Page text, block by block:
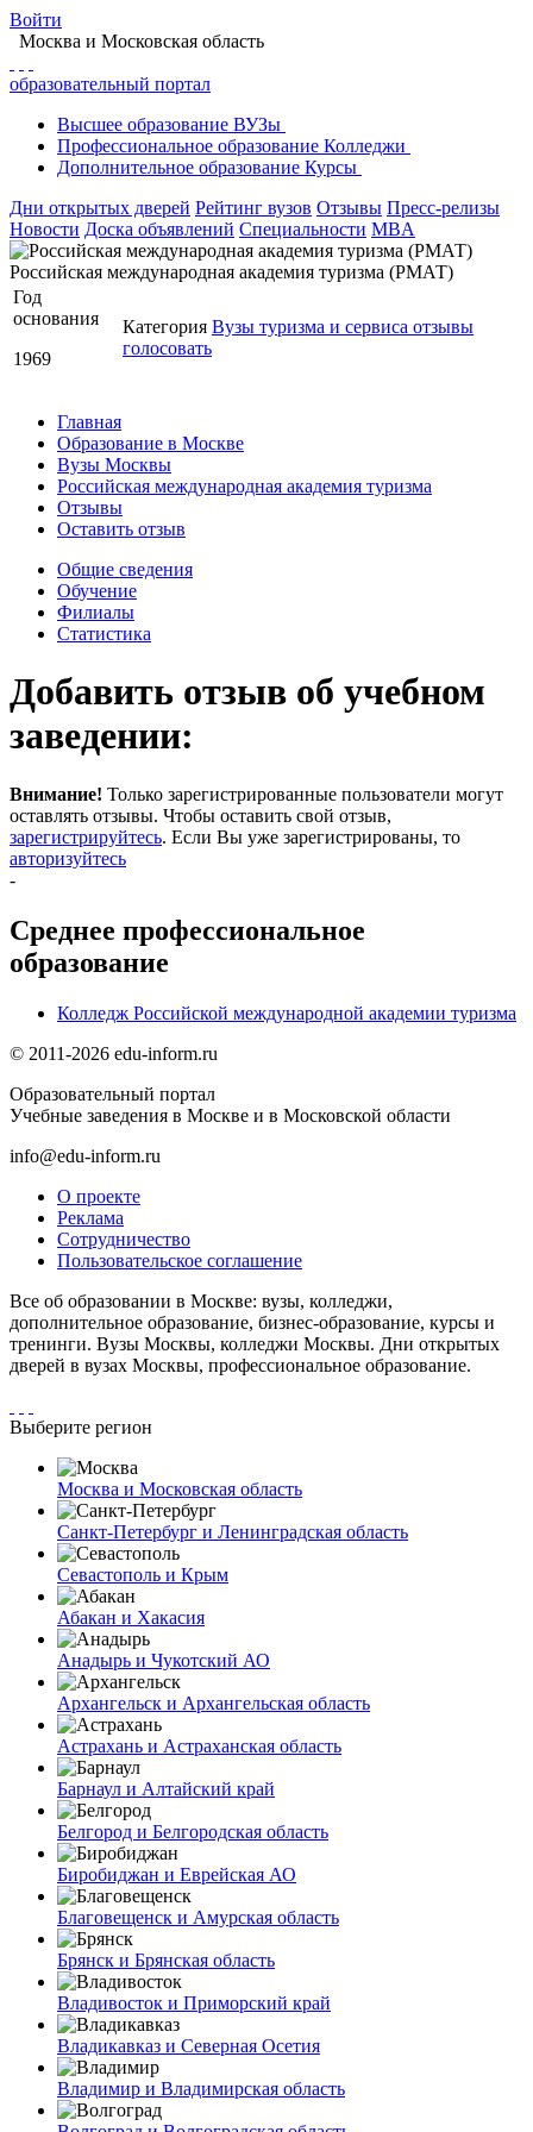
Войти
Москва и Московская область
образовательный портал
Высшее образование ВУЗы
Профессиональное образование Колледжи
Дополнительное образование Курсы
Дни открытых дверей Рейтинг вузов Отзывы Пресс-релизы
Новости Доска объявлений Специальности MBA
Российская международная академия туризма (РМАТ)
Год
основания
1969
Категория Вузы туризма и сервиса отзывы
голосовать
Главная
Образование в Москве
Вузы Москвы
Российская международная академия туризма
Отзывы
Оставить отзыв
Общие сведения
Обучение
Филиалы
Статистика
Добавить отзыв об учебном
заведении:
Внимание! Только зарегистрированные пользователи могут
оставлять отзывы. Чтобы оставить свой отзыв,
зарегистрируйтесь. Если Вы уже зарегистрированы, то
авторизуйтесь
-
Среднее профессиональное
образование
Колледж Российской международной академии туризма
© 2011-2026 edu-inform.ru
Образовательный портал
Учебные заведения в Москве и в Московской области
info@edu-inform.ru
О проекте
Реклама
Сотрудничество
Пользовательское соглашение
Все об образовании в Москве: вузы, колледжи,
дополнительное образование, бизнес-образование, курсы и
тренинги. Вузы Москвы, колледжи Москвы. Дни открытых
дверей в вузах Москвы, профессиональное образование.
Выберите регион
Москва и Московская область
Санкт-Петербург и Ленинградская область
Севастополь и Крым
Абакан и Хакасия
Анадырь и Чукотский АО
Архангельск и Архангельская область
Астрахань и Астраханская область
Барнаул и Алтайский край
Белгород и Белгородская область
Биробиджан и Еврейская АО
Благовещенск и Амурская область
Брянск и Брянская область
Владивосток и Приморский край
Владикавказ и Северная Осетия
Владимир и Владимирская область